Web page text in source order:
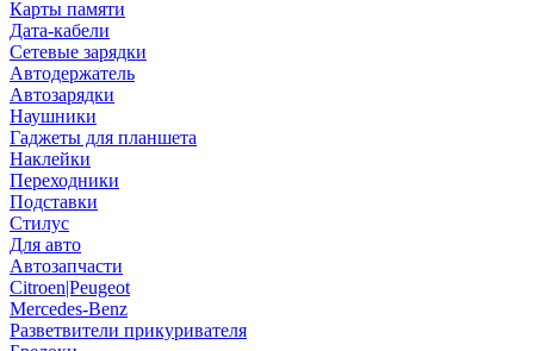
Карты памяти
Дата-кабели
Сетевые зарядки
Автодержатель
Автозарядки
Наушники
Гаджеты для планшета
Наклейки
Переходники
Подставки
Стилус
Для авто
Автозапчасти
Citroen|Peugeot
Mercedes-Benz
Разветвители прикуривателя